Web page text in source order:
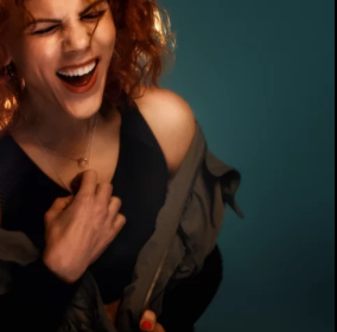
DE KEROUAL
Samedi 04 juillet